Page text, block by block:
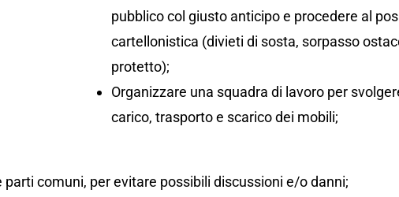
pubblico col giusto anticipo e procedere al
cartellonistica (divieti di sosta, sorpasso
protetto);
Organizzare una squadra di lavoro per
carico, trasporto e scarico dei mobili;
comuni, per evitare possibili discussioni e/o danni;